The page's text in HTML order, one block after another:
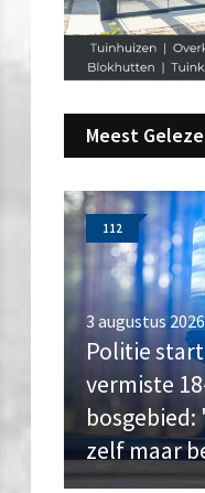
Meest
112
3 augustus 2026
Politie
vermiste
zelf maar